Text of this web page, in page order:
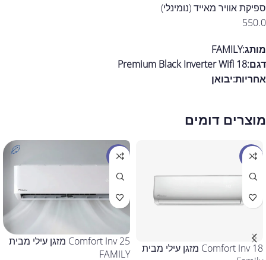
ספיקת אוויר מאייד (נומינלי)
550.0
מותג:FAMILY
דגם:Premium Black Inverter Wifi 18
אחריות:יבואן
מוצרים דומים
מבצע
Comfort Inv 18 מזגן עילי מבית
מבצע
Comfort Inv 25 מזגן עילי מבית
FAMILY